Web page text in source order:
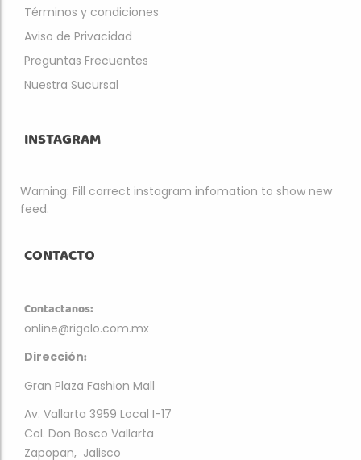
Términos y condiciones
Aviso de Privacidad
Preguntas Frecuentes
Nuestra Sucursal
INSTAGRAM
Warning: Fill correct instagram infomation to show new
feed.
CONTACTO
Contactanos:
online@rigolo.com.mx
Dirección:
Gran Plaza Fashion Mall
Av. Vallarta 3959 Local I-17
Col. Don Bosco Vallarta
Zapopan, Jalisco